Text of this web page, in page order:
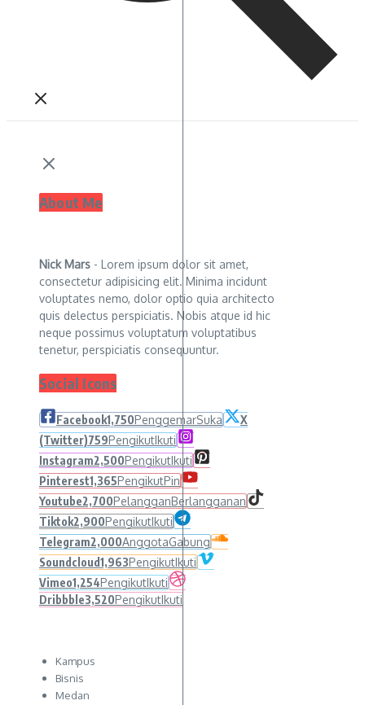
About Me
Nick Mars - Lorem ipsum dolor sit amet,
consectetur adipisicing elit. Minima incidunt
voluptates nemo, dolor optio quia architecto
quis delectus perspiciatis. Nobis atque id hic
neque possimus voluptatum voluptatibus
tenetur, perspiciatis consequuntur.
Social Icons
Facebook1,750PenggemarSuka
X
(Twitter)759PengikutIkuti
Instagram2,500PengikutIkuti
Pinterest1,365PengikutPin
Youtube2,700PelangganBerlangganan
Tiktok2,900PengikutIkuti
Telegram2,000AnggotaGabung
Soundcloud1,963PengikutIkuti
Vimeo1,254PengikutIkuti
Dribbble3,520PengikutIkuti
Kampus
Bisnis
Medan